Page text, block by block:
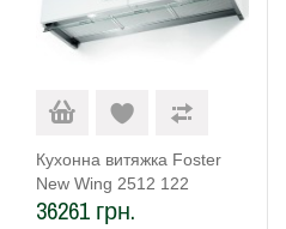
Кухонна витяжка Foster
New Wing 2512 122
36261 грн.